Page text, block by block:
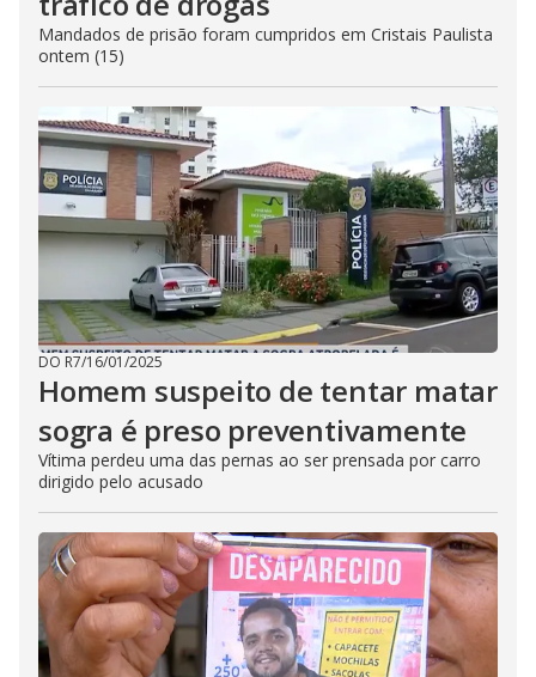
Mandados de prisão foram cumpridos em Cristais Paulista
ontem (15)
DO R7/16/01/2025
Homem suspeito de tentar matar
sogra é preso preventivamente
Vítima perdeu uma das pernas ao ser prensada por carro
dirigido pelo acusado